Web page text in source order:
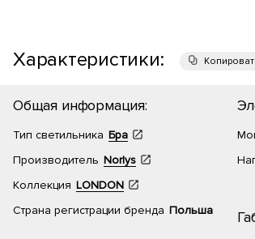
Характеристики:
Общая информация:
Тип светильника Бра
Производитель Norlys
Коллекция LONDON
Страна регистрации бренда Польша